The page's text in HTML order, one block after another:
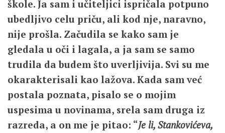
škole. Ja sam i učiteljici ispričala potpuno
ubedljivo celu priču, ali kod nje, naravno,
nije prošla. Začudila se kako sam je
gledala u oči i lagala, a ja sam se samo
trudila da budem što uverljivija. Svi su me
okarakterisali kao lažova. Kada sam već
postala poznata, pisalo se o mojim
uspesima u novinama, srela sam druga iz
razreda, a on me je pitao: “Je li, Stankovićeva,